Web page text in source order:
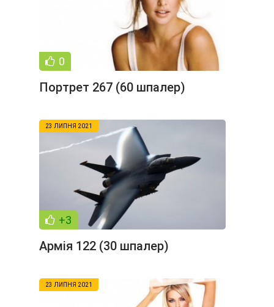
0
Портрет 267 (60 шпалер)
23 ЛИПНЯ 2021
+3
Армія 122 (30 шпалер)
23 ЛИПНЯ 2021